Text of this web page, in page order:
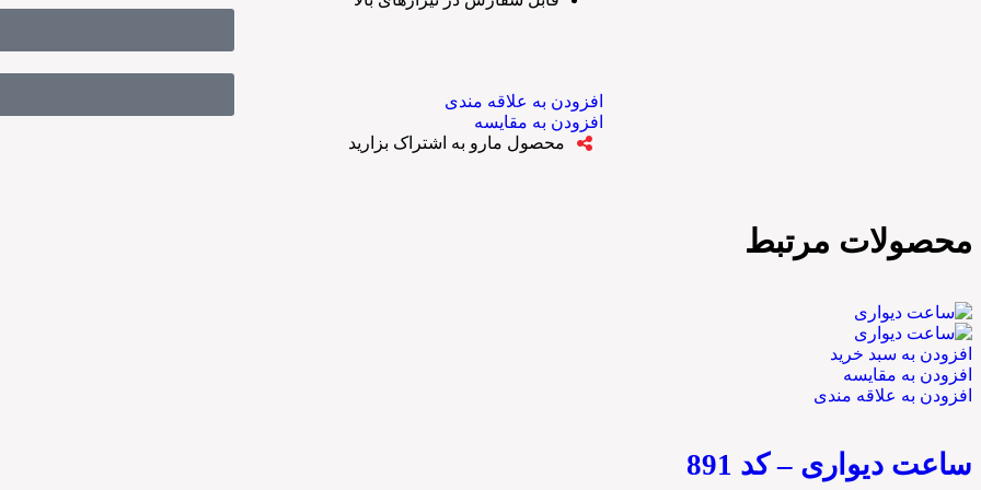
افزودن به علاقه مندی
افزودن به مقایسه
محصول مارو به اشتراک بزارید
محصولات مرتبط
افزودن به سبد خرید
افزودن به مقایسه
افزودن به علاقه مندی
ساعت دیواری – کد 891